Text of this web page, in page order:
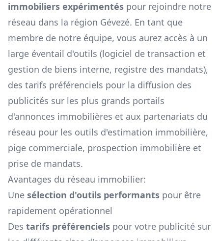
immobiliers expérimentés pour rejoindre notre
réseau dans la région Gévezé. En tant que
membre de notre équipe, vous aurez accès à un
large éventail d'outils (logiciel de transaction et
gestion de biens interne, registre des mandats),
des tarifs préférenciels pour la diffusion des
publicités sur les plus grands portails
d'annonces immobilières et aux partenariats du
réseau pour les outils d'estimation immobilière,
pige commerciale, prospection immobilière et
prise de mandats.
Avantages du réseau immobilier:
Une sélection d'outils performants pour être
rapidement opérationnel
Des tarifs préférenciels pour votre publicité sur